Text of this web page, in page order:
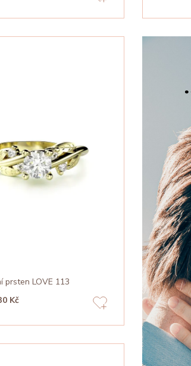
prsten LOVE 113
Kč